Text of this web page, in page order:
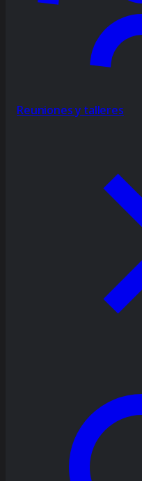
Reuniones y talleres